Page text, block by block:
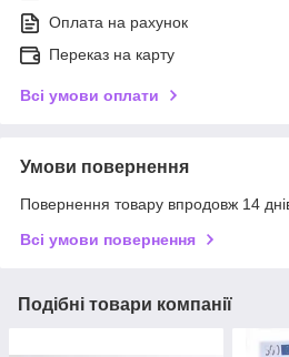
Оплата на рахунок
Переказ на карту
Всі умови оплати
Умови повернення
Повернення товару впродовж 14
Всі умови повернення
Подібні товари компанії